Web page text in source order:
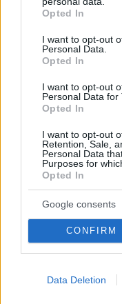
grant or deny consent
use your data for
consent section.
Opted In
I want to opt-out
Personal Data.
Opted In
I want to opt-out
Personal Data for
Opted In
I want to opt-out
Retention, Sale,
Personal Data
Purposes for
Opted In
Google consents
CONFIRM
Data Deletion
Best of